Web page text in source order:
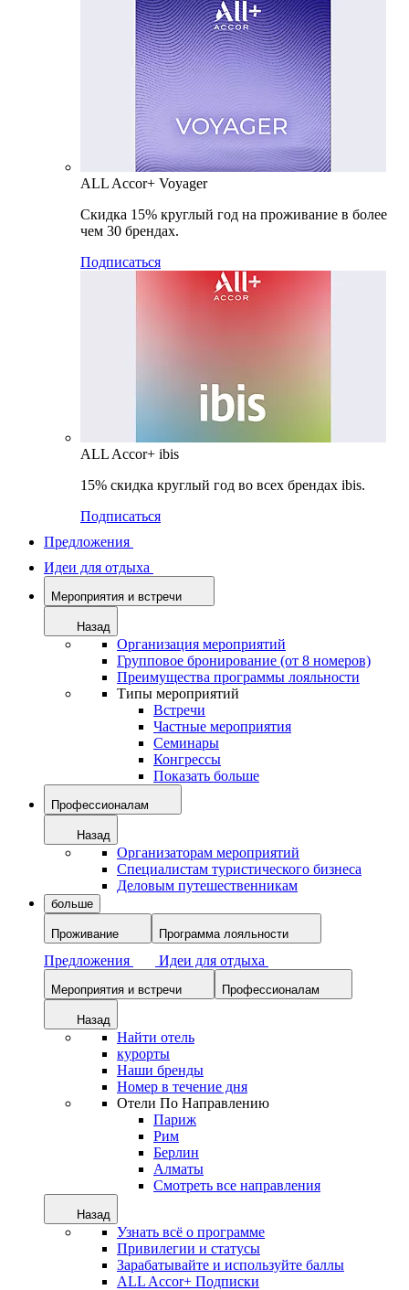
ALL Accor+ Voyager
Скидка 15% круглый год на проживание в более
чем 30 брендах.
Подписаться
ALL Accor+ ibis
15% скидка круглый год во всех брендах ibis.
Подписаться
Предложения
Идеи для отдыха
Мероприятия и встречи
Назад
Организация мероприятий
Групповое бронирование (от 8 номеров)
Преимущества программы лояльности
Типы мероприятий
Встречи
Частные мероприятия
Семинары
Конгрессы
Показать больше
Профессионалам
Назад
Организаторам мероприятий
Специалистам туристического бизнеса
Деловым путешественникам
больше
Проживание Программа лояльности
Предложения Идеи для отдыха
Мероприятия и встречи Профессионалам
Назад
Найти отель
курорты
Наши бренды
Номер в течение дня
Отели По Направлению
Париж
Рим
Берлин
Алматы
Смотреть все направления
Назад
Узнать всё о программе
Привилегии и статусы
Зарабатывайте и используйте баллы
ALL Accor+ Подписки